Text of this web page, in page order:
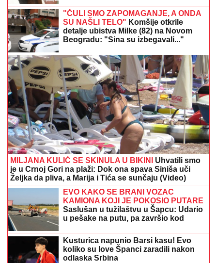
"ČULI SMO ZAPOMAGANJE, A ONDA
SU NAŠLI TELO" Komšije otkrile
detalje ubistva Milke (82) na Novom
Beogradu: "Sina su izbegavali..."
MILJANA KULIĆ SE SKINULA U BIKINI
Uhvatili smo
je u Crnoj Gori na plaži: Dok ona spava Siniša uči
Željka da pliva, a Marija i Tića se sunčaju (Video)
EVO KAKO SE BRANI VOZAČ
KAMIONA KOJI JE POKOSIO PUTARE
Saslušan u tužilaštvu u Šapcu: Udario
u pešake na putu, pa završio kod
Kusturica napunio Barsi kasu! Evo
koliko su love Španci zaradili nakon
odlaska Srbina